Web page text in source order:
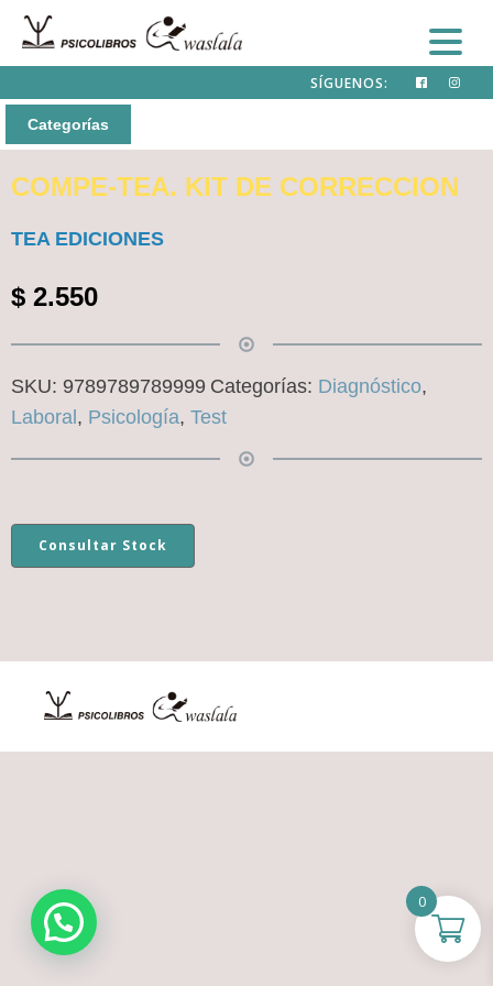
SÍGUENOS:
Categorías
COMPE-TEA. KIT DE CORRECCION
TEA EDICIONES
$ 2.550
SKU: 9789789789999 Categorías: Diagnóstico,
Laboral , Psicología, Test
Consultar Stock
0